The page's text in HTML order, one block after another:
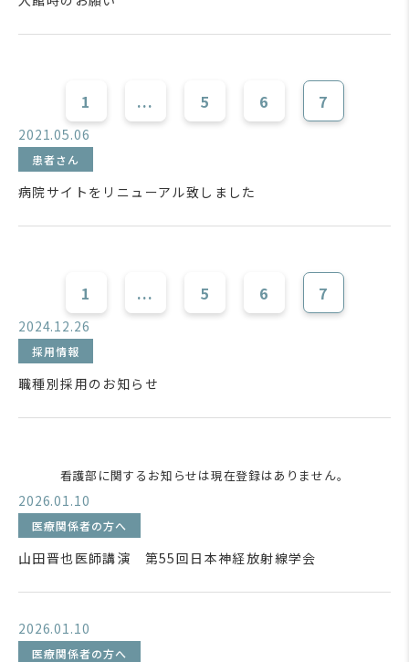
1 ... 5 6 7
2021.05.06
患者さん
病院サイトをリニューアル致しました
1 ... 5 6 7
2024.12.26
採用情報
職種別採用のお知らせ
看護部に関するお知らせは現在登録はありません。
2026.01.10
医療関係者の方へ
山田晋也医師講演 第55回日本神経放射線学会
2026.01.10
医療関係者の方へ